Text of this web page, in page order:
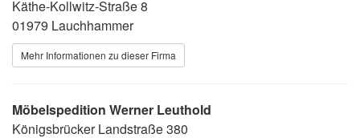
Käthe-Kollwitz-Straße 8
01979 Lauchhammer
Mehr Informationen zu dieser Firma
Möbelspedition Werner Leuthold
Königsbrücker Landstraße 380